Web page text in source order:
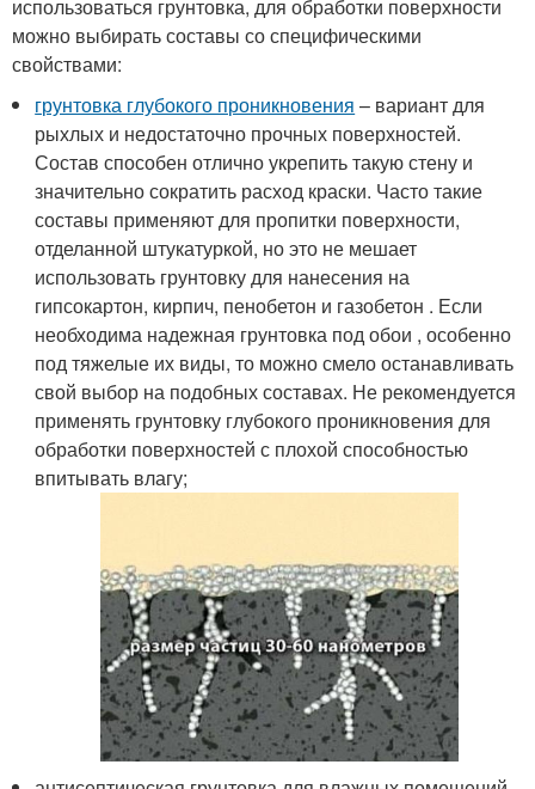
использоваться грунтовка, для обработки поверхности
можно выбирать составы со специфическими
свойствами:
грунтовка глубокого проникновения – вариант для
рыхлых и недостаточно прочных поверхностей.
Состав способен отлично укрепить такую стену и
значительно сократить расход краски. Часто такие
составы применяют для пропитки поверхности,
отделанной штукатуркой, но это не мешает
использовать грунтовку для нанесения на
гипсокартон, кирпич, пенобетон и газобетон . Если
необходима надежная грунтовка под обои , особенно
под тяжелые их виды, то можно смело останавливать
свой выбор на подобных составах. Не рекомендуется
применять грунтовку глубокого проникновения для
обработки поверхностей с плохой способностью
впитывать влагу;